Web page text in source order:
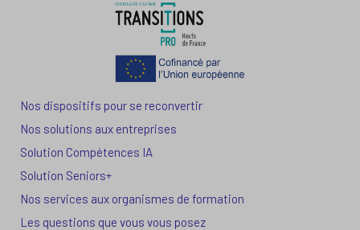
Nos dispositifs pour se reconvertir
Nos solutions aux entreprises
Solution Compétences IA
Solution Seniors+
Nos services aux organismes de formation
Les questions que vous vous posez